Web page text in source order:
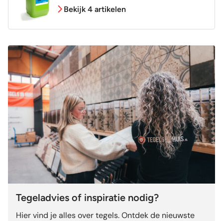
Bekijk 4 artikelen
Tegeladvies of inspiratie nodig?
Hier vind je alles over tegels. Ontdek de nieuwste